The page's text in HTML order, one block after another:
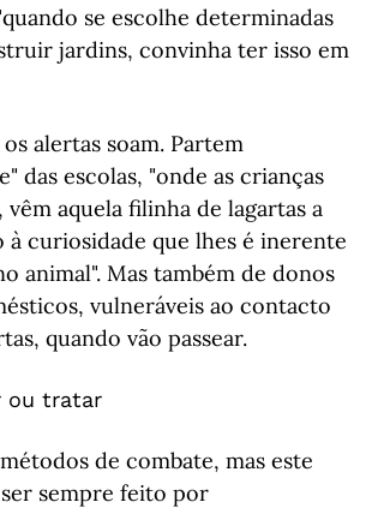
se escolhe determinadas
jardins, convinha ter isso em
alertas soam. Partem
das escolas, "onde as crianças
vêm aquela filinha de lagartas a
à curiosidade que lhes é inerente
animal". Mas também de donos
vulneráveis ao contacto
quando vão passear.
ou tratar
de combate, mas este
sempre feito por